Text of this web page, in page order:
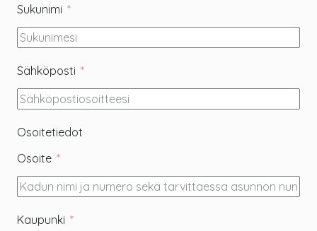
Sukunimi
Sähköposti
Osoitetiedot
Osoite
Kaupunki